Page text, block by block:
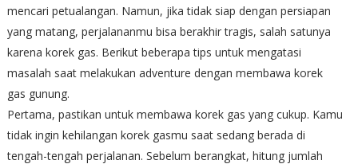
mencari petualangan. Namun, jika tidak siap dengan persiapan
yang matang, perjalananmu bisa berakhir tragis, salah satunya
karena korek gas. Berikut beberapa tips untuk mengatasi
masalah saat melakukan adventure dengan membawa korek
gas gunung.
Pertama, pastikan untuk membawa korek gas yang cukup. Kamu
tidak ingin kehilangan korek gasmu saat sedang berada di
tengah-tengah perjalanan. Sebelum berangkat, hitung jumlah